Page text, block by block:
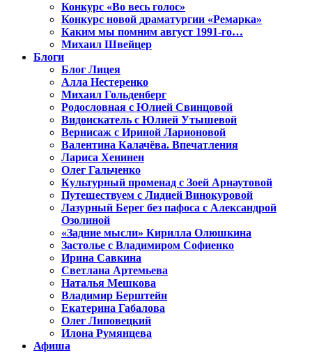
Конкурс «Во весь голос»
Конкурс новой драматургии «Ремарка»
Каким мы помним август 1991-го…
Михаил Швейцер
Блоги
Блог Лицея
Алла Нестеренко
Михаил Гольденберг
Родословная с Юлией Свинцовой
Видоискатель с Юлией Утышевой
Вернисаж с Ириной Ларионовой
Валентина Калачёва. Впечатления
Лариса Хенинен
Олег Гальченко
Культурный променад с Зоей Арнаутовой
Путешествуем с Лидией Винокуровой
Лазурный Берег без пафоса с Александрой
Озолиной
«Задние мысли» Кирилла Олюшкина
Застолье с Владимиром Софиенко
Ирина Савкина
Светлана Артемьева
Наталья Мешкова
Владимир Берштейн
Екатерина Габалова
Олег Липовецкий
Илона Румянцева
Афиша